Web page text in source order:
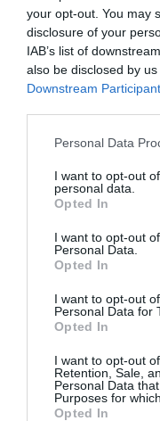
your opt-out. You may
disclosure of your
IAB’s list of
also be disclosed by
Downstream
Please note that this
not limited to your visit
grant or deny consent
use your data for
consent section.
Personal Data
I want to opt-out
personal data.
Opted In
I want to opt-out
Personal Data.
Opted In
I want to opt-out
Personal Data for
Opted In
I want to opt-out
Retention, Sale,
Personal Data
Purposes for
Opted In
Ζωντανή
Αθλητικών
Βραβείων ΠΣΑΤ
Την Τρίτη 17
16 Μαρτίου 2026
Ποιο λάθος κάνουμε
Θρίλερ στον
Ρέθυμνο: Άγριος
Συρία: Πώς ένα
ίχνη αρχικατασκόπου